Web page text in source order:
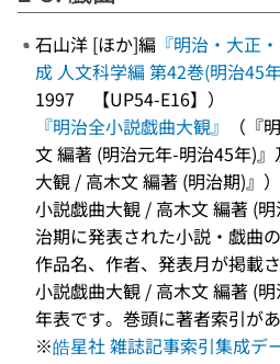
石山洋 [ほか]編 『明治・大正
成 人文科学編 第42巻(明治45
1997 【UP54-E16】）
『明治全小説戯曲大観』
（『
文 編著 (明治元年-明治45年)
大観 / 高木文 編著 (明治期)』
小説戯曲大観 / 高木文 編著 (
治期に発表された小説・戯曲
作品名、作者、発表月が掲載
小説戯曲大観 / 高木文 編著 (
年表です。巻頭に著者索引があ
※皓星社 雑誌記事索引集成デ